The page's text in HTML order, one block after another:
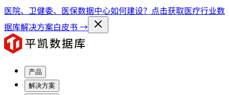
医院、卫健委、医保数据中心如何建设？点击获取医疗行业数
据库解决方案白皮书 →
产品
解决方案